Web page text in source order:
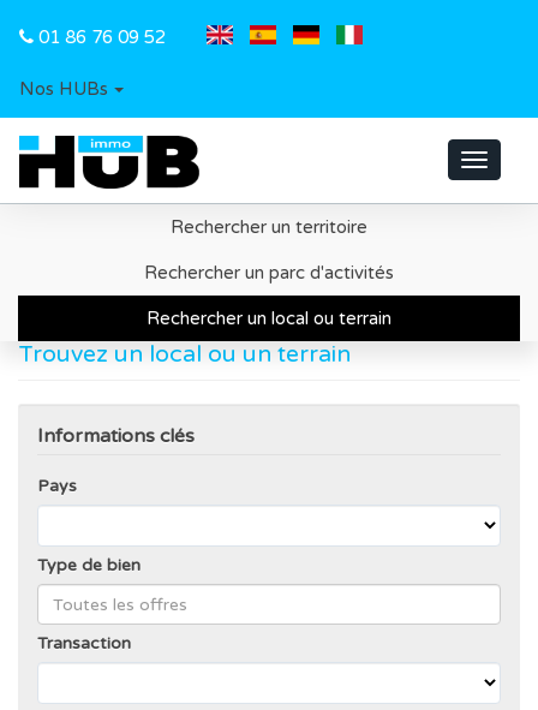
01 86 76 09 52
Nos HUBs
Toggle
Rechercher un territoire
Rechercher un parc d'activités
Rechercher un local ou terrain
Recherche d'un local ou d'un terrain
Trouvez un local ou un terrain
Informations clés
Pays
Type de bien
Transaction